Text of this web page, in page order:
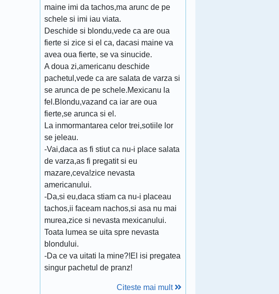
maine imi da tachos,ma arunc de pe
schele si imi iau viata.
Deschide si blondu,vede ca are oua
fierte si zice si el ca, dacasi maine va
avea oua fierte, se va sinucide.
A doua zi,americanu deschide
pachetul,vede ca are salata de varza si
se arunca de pe schele.Mexicanu la
fel.Blondu,vazand ca iar are oua
fierte,se arunca si el.
La inmormantarea celor trei,sotiile lor
se jeleau.
-Vai,daca as fi stiut ca nu-i place salata
de varza,as fi pregatit si eu
mazare,ceva!zice nevasta
americanului.
-Da,si eu,daca stiam ca nu-i placeau
tachos,ii faceam nachos,si asa nu mai
murea,zice si nevasta mexicanului.
Toata lumea se uita spre nevasta
blondului.
-Da ce va uitati la mine?!El isi pregatea
singur pachetul de pranz!
Citeste mai mult